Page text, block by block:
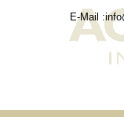
E-Mail :